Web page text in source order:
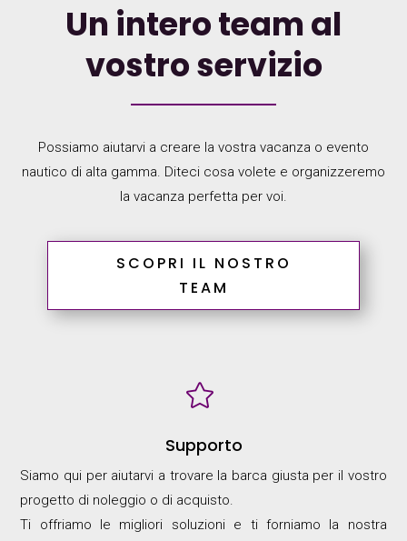
Un intero team al
vostro servizio
Possiamo aiutarvi a creare la vostra vacanza o evento
nautico di alta gamma. Diteci cosa volete e organizzeremo
la vacanza perfetta per voi.
SCOPRI IL NOSTRO
TEAM

Supporto
Siamo qui per aiutarvi a trovare la barca giusta per il vostro
progetto di noleggio o di acquisto.
Ti offriamo le migliori soluzioni e ti forniamo la nostra